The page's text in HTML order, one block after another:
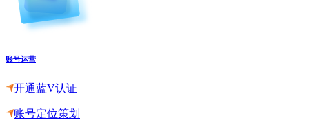
账号运营
开通蓝V认证
账号定位策划